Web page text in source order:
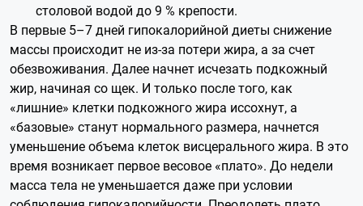
столовой водой до 9 % крепости.
В первые 5–7 дней гипокалорийной диеты снижение
массы происходит не из-за потери жира, а за счет
обезвоживания. Далее начнет исчезать подкожный
жир, начиная со щек. И только после того, как
«лишние» клетки подкожного жира иссохнут, а
«базовые» станут нормального размера, начнется
уменьшение объема клеток висцерального жира. В это
время возникает первое весовое «плато». До недели
масса тела не уменьшается даже при условии